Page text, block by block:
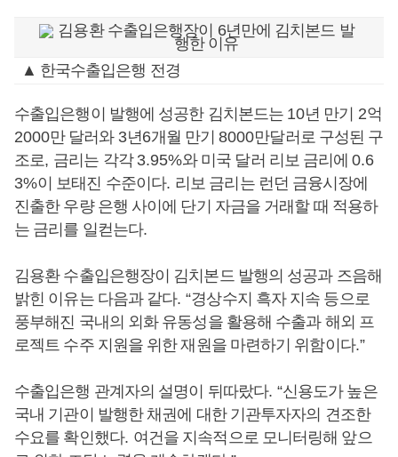
▲ 한국수출입은행 전경
수출입은행이 발행에 성공한 김치본드는 10년 만기 2억
2000만 달러와 3년6개월 만기8000만달러로 구성된 구
조로, 금리는 각각 3.95%와 미국 달러 리보 금리에0.6
3%이 보태진 수준이다. 리보 금리는 런던 금융시장에
진출한 우량 은행 사이에 단기 자금을 거래할 때 적용하
는 금리를 일컫는다.
김용환 수출입은행장이 김치본드 발행의 성공과 즈음해
밝힌 이유는 다음과 같다. “경상수지 흑자 지속 등으로
풍부해진 국내의 외화 유동성을 활용해 수출과 해외 프
로젝트 수주 지원을 위한 재원을 마련하기 위함이다.”
수출입은행 관계자의 설명이 뒤따랐다. “신용도가 높은
국내 기관이 발행한 채권에 대한 기관투자자의 견조한
수요를 확인했다. 여건을 지속적으로 모니터링해 앞으